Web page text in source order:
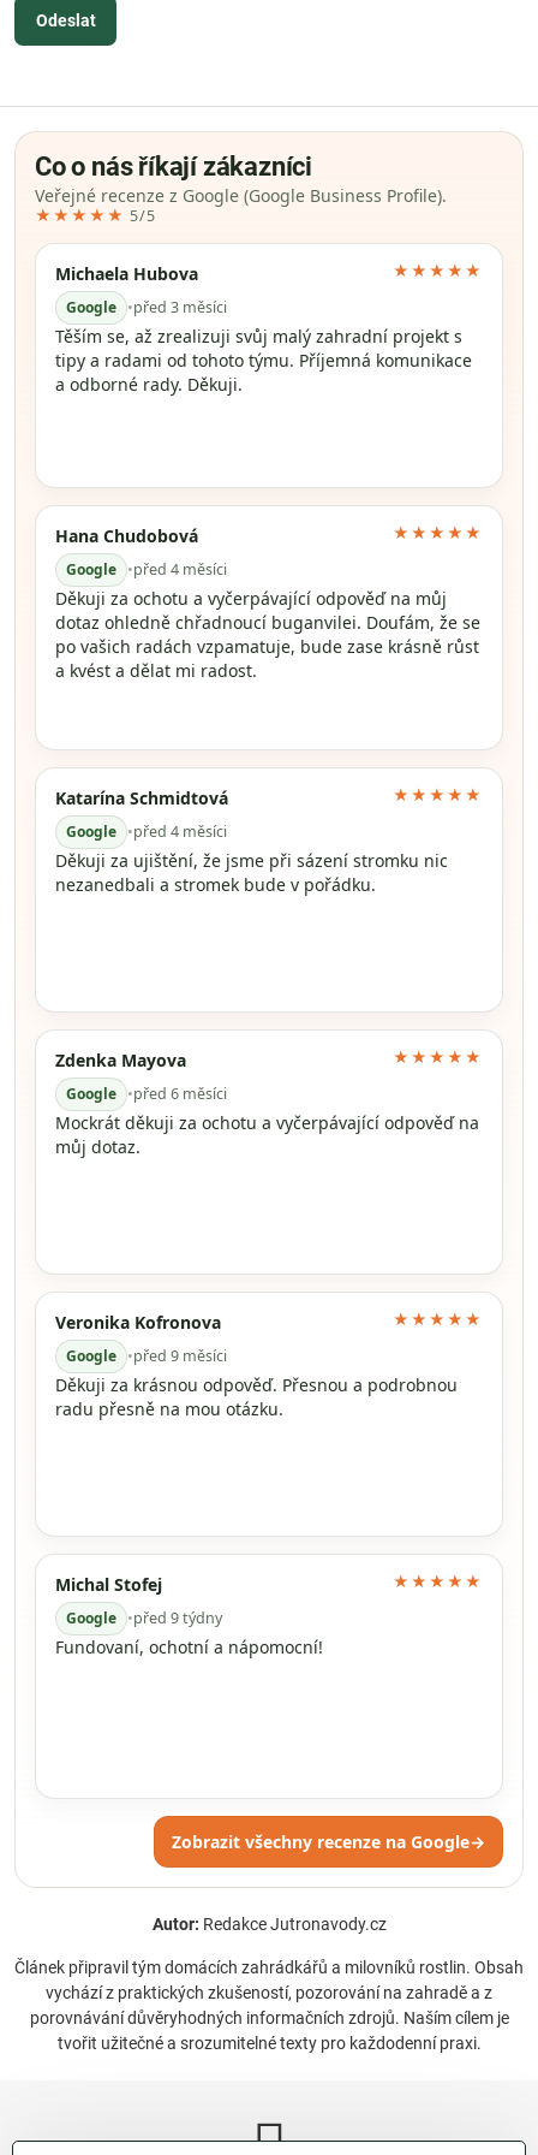
Odeslat
Co o nás říkají zákazníci
Veřejné recenze z Google (Google Business Profile).
★★★★★ 5/5
Michaela Hubova
Google •před 3 měsíci
★★★★★
Těším se, až zrealizuji svůj malý zahradní projekt s
tipy a radami od tohoto týmu. Příjemná komunikace
a odborné rady. Děkuji.
Hana Chudobová
Google •před 4 měsíci
★★★★★
Děkuji za ochotu a vyčerpávající odpověď na můj
dotaz ohledně chřadnoucí buganvilei. Doufám, že se
po vašich radách vzpamatuje, bude zase krásně růst
a kvést a dělat mi radost.
Katarína Schmidtová
Google •před 4 měsíci
★★★★★
Děkuji za ujištění, že jsme při sázení stromku nic
nezanedbali a stromek bude v pořádku.
Zdenka Mayova
Google •před 6 měsíci
★★★★★
Mockrát děkuji za ochotu a vyčerpávající odpověď na
můj dotaz.
Veronika Kofronova
Google •před 9 měsíci
★★★★★
Děkuji za krásnou odpověď. Přesnou a podrobnou
radu přesně na mou otázku.
Michal Stofej
Google •před 9 týdny
★★★★★
Fundovaní, ochotní a nápomocní!
Zobrazit všechny recenze na Google→
Autor: Redakce Jutronavody.cz
Článek připravil tým domácích zahrádkářů a milovníků rostlin. Obsah
vychází z praktických zkušeností, pozorování na zahradě a z
porovnávání důvěryhodných informačních zdrojů. Naším cílem je
tvořit užitečné a srozumitelné texty pro každodenní praxi.